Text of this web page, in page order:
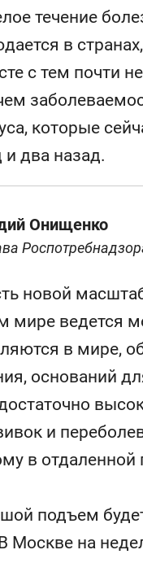
течение
в
с тем почти
которые
и два назад.
Онищенко
новой
мире ведется
в мире,
оснований
и
в
подъем
Москве на